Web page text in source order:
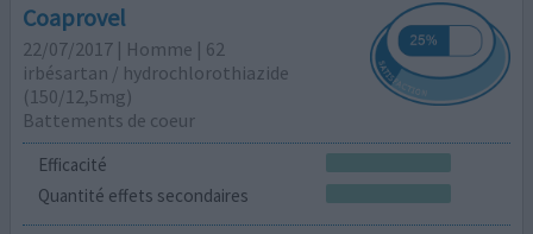
Coaprovel
22/07/2017 | Homme | 62
irbésartan / hydrochlorothiazide
(150/12,5mg)
Battements de coeur
Efficacité
Quantité effets secondaires